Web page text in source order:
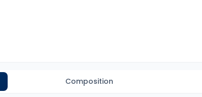
Composition